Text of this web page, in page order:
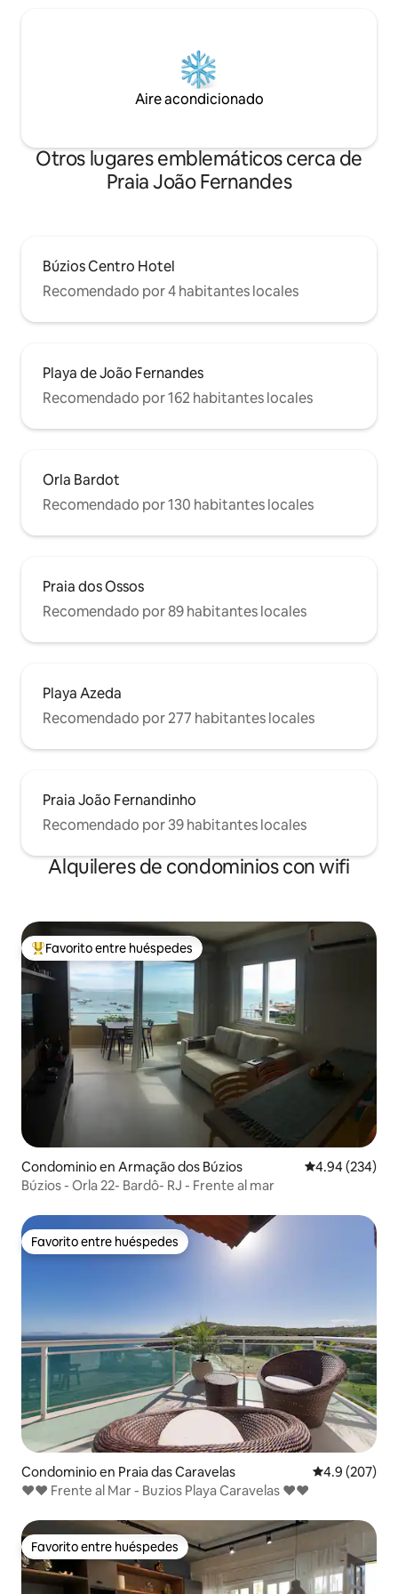
Aire acondicionado
Otros lugares emblemáticos cerca de
Praia João Fernandes
Búzios Centro Hotel
Recomendado por 4 habitantes locales
Playa de João Fernandes
Recomendado por 162 habitantes locales
Orla Bardot
Recomendado por 130 habitantes locales
Praia dos Ossos
Recomendado por 89 habitantes locales
Playa Azeda
Recomendado por 277 habitantes locales
Praia João Fernandinho
Recomendado por 39 habitantes locales
Alquileres de condominios con wifi
De los mejores en Favorito entre huéspedes
Favorito entre huéspedes
Condominio en Armação dos Búzios Calificación
4.94 (234)
Búzios - Orla 22- Bardô- RJ - Frente al mar
Favorito entre huéspedes
Favorito entre huéspedes
Condominio en Praia das Caravelas Calificación
4.9 (207)
❤❤ Frente al Mar - Buzios Playa Caravelas ❤❤
Favorito entre huéspedes
Favorito entre huéspedes